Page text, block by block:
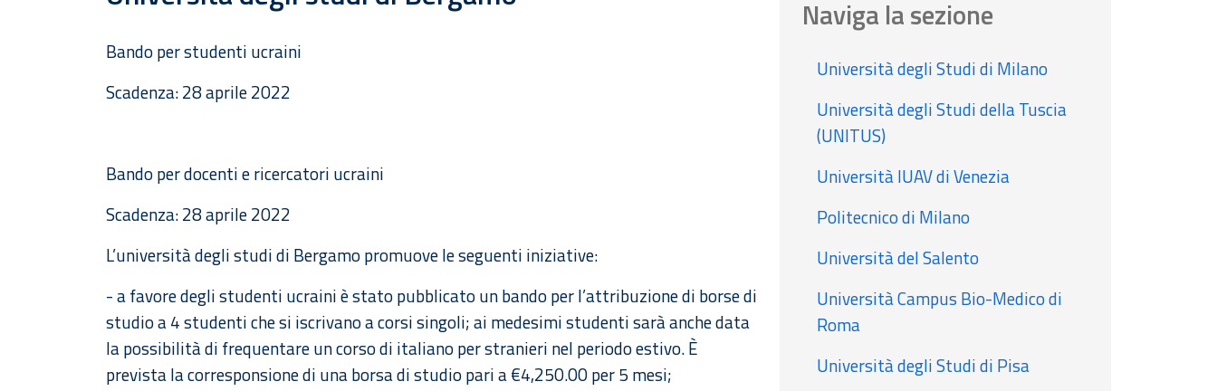
Bando per studenti ucraini
Scadenza: 28 aprile 2022
Bando per docenti e ricercatori ucraini
Scadenza: 28 aprile 2022
L’università degli studi di Bergamo promuove le seguenti iniziative:
- a favore degli studenti ucraini è stato pubblicato un bando per l’attribuzione di borse di
studio a 4 studenti che si iscrivano a corsi singoli; ai medesimi studenti sarà anche data
la possibilità di frequentare un corso di italiano per stranieri nel periodo estivo. È
prevista la corresponsione di una borsa di studio pari a €4,250.00 per 5 mesi;
Naviga la sezione
Università degli Studi di Milano
Università degli Studi della Tuscia
(UNITUS)
Università IUAV di Venezia
Politecnico di Milano
Università del Salento
Università Campus Bio-Medico di
Roma
Università degli Studi di Pisa